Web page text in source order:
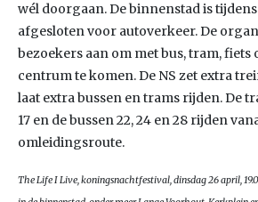
wél doorgaan. De binnenstad is
afgesloten voor autoverkeer. De
bezoekers aan om met bus, tram, fiets
centrum te komen. De NS zet extra
laat extra bussen en trams rijden. De
17 en de bussen 22, 24 en 28 rijden
omleidingsroute.
The Life I Live, koningsnachtfestival, dinsdag 26 april,